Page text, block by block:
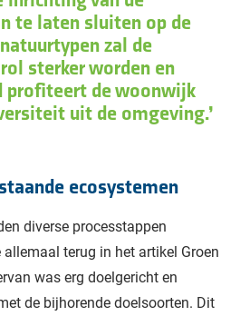
te laten sluiten op de
zal de
sterker worden en
de woonwijk
uit de omgeving.
ecosystemen
diverse processtappen
terug in het artikel Groen
was erg doelgericht en
de bijhorende doelsoorten. Dit